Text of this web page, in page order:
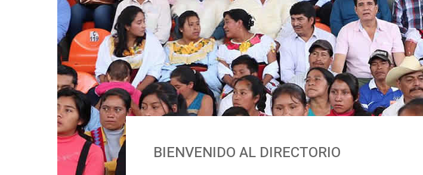
BIENVENIDO AL DIRECTORIO